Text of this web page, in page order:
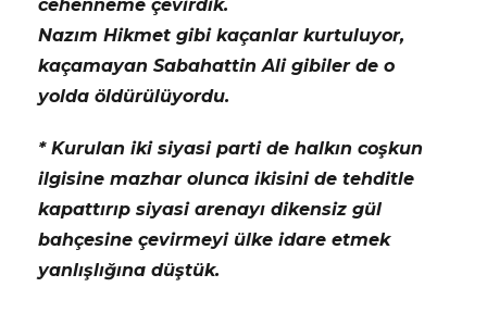
cehenneme çevirdik.
Nazım Hikmet gibi kaçanlar kurtuluyor,
kaçamayan Sabahattin Ali gibiler de o
yolda öldürülüyordu.
* Kurulan iki siyasi parti de halkın coşkun
ilgisine mazhar olunca ikisini de tehditle
kapattırıp siyasi arenayı dikensiz gül
bahçesine çevirmeyi ülke idare etmek
yanlışlığına düştük.